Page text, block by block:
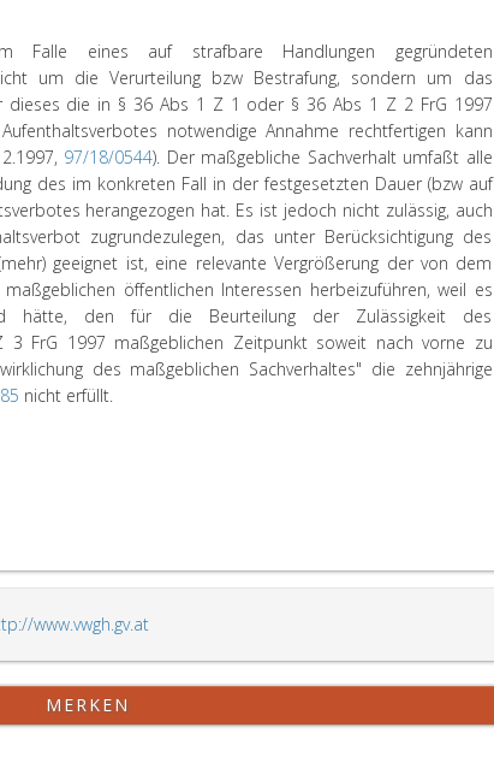
Falle eines auf strafbare Handlungen gegründeten
um die Verurteilung bzw Bestrafung, sondern um das
dieses die in § 36 Abs 1 Z 1 oder § 36 Abs 1 Z 2 FrG 1997
notwendige Annahme rechtfertigen kann
97/18/0544). Der maßgebliche Sachverhalt umfaßt alle
des im konkreten Fall in der festgesetzten Dauer (bzw auf
herangezogen hat. Es ist jedoch nicht zulässig, auch
zugrundezulegen, das unter Berücksichtigung des
geeignet ist, eine relevante Vergrößerung der von dem
öffentlichen Interessen herbeizuführen, weil es
hätte, den für die Beurteilung der Zulässigkeit des
FrG 1997 maßgeblichen Zeitpunkt soweit nach vorne zu
des maßgeblichen Sachverhaltes" die zehnjährige
nicht erfüllt.
www.vwgh.gv.at
MERKEN